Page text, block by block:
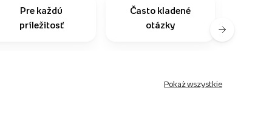
Pre každú
príležitosť
Často kladené
otázky
Pokaż wszystkie